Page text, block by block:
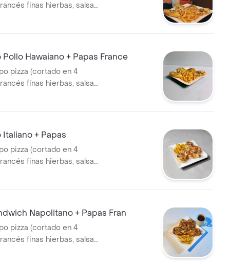
finas hierbas, salsa
queso mozzarellas,
Hawaiano + Papas France
pizza (cortado en 4
finas hierbas, salsa
queso mozzarellas
+ Papas
pizza (cortado en 4
finas hierbas, salsa
queso mozzarellas
Napolitano + Papas Fran
pizza (cortado en 4
finas hierbas, salsa
queso mozzarellas